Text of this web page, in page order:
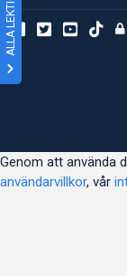
Genom att använda
användarvillkor, vår